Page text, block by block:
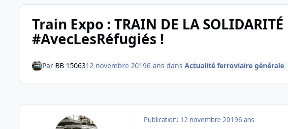
Train Expo : TRAIN DE LA SOLIDARITÉ
#AvecLesRéfugiés !
Par BB 1506312 novembre 20196 ans dans Actualité ferroviaire générale
Publication: 12 novembre 20196 ans